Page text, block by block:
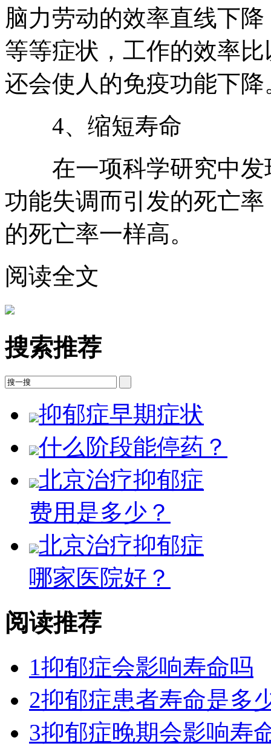
脑力劳动的效率直线下
等等症状，工作的效率
还会使人的免疫功能下降
4、缩短寿命
在一项科学研究中发
功能失调而引发的死亡
的死亡率一样高。
阅读全文
搜索推荐
抑郁症早期症状
什么阶段能停药？
北京治疗抑郁症
费用是多少？
北京治疗抑郁症
哪家医院好？
阅读推荐
1抑郁症会影响寿命吗
2抑郁症患者寿命是多
3抑郁症晚期会影响寿